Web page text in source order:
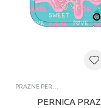
PRAZNE PERNICE
PERNICA